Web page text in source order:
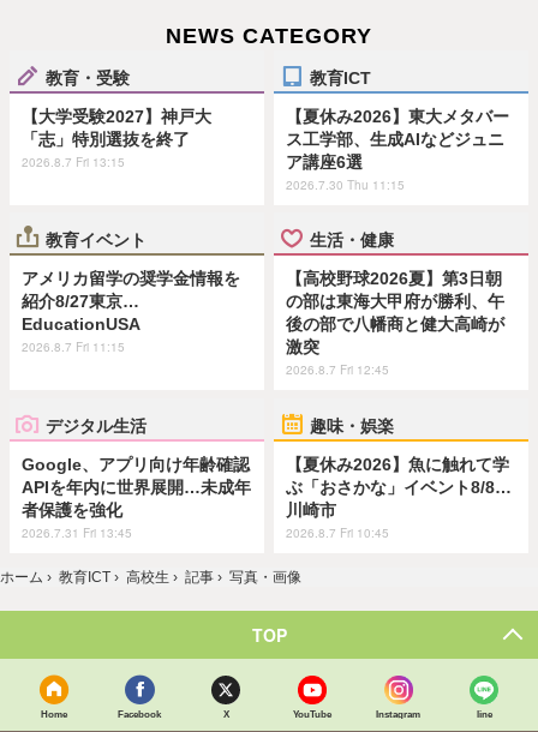
NEWS CATEGORY
教育・受験
【大学受験2027】神戸大
「志」特別選抜を終了
2026.8.7 Fri 13:15
教育ICT
【夏休み2026】東大メタバー
ス工学部、生成AIなどジュニ
ア講座6選
2026.7.30 Thu 11:15
教育イベント
アメリカ留学の奨学金情報を
紹介8/27東京…
EducationUSA
2026.8.7 Fri 11:15
生活・健康
【高校野球2026夏】第3日朝
の部は東海大甲府が勝利、午
後の部で八幡商と健大高崎が
激突
2026.8.7 Fri 12:45
デジタル生活
Google、アプリ向け年齢確認
APIを年内に世界展開…未成年
者保護を強化
2026.7.31 Fri 13:45
趣味・娯楽
【夏休み2026】魚に触れて学
ぶ「おさかな」イベント8/8…
川崎市
2026.8.7 Fri 10:45
ホーム › 教育ICT › 高校生 › 記事 › 写真・画像
TOP
Home Facebook X YouTube Instagram line